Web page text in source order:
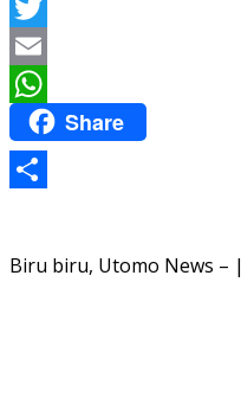
Facebook
Twitter
Email
WhatsApp
Share
Biru biru, Utomo News – |